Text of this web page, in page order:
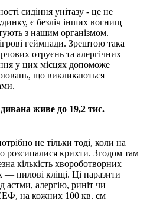
сидіння унітазу - це не
є безліч інших вогнищ
з нашим організмом.
геймпади. Зрештою така
отруєнь та алергічних
у цих місцях допоможе
що викликаються
дивана живе до 19,2 тис.
не тільки тоді, коли на
розсипалися крихти. Згодом там
кількість хвороботворних
— пилові кліщі. Ці паразити
астми, алергію, риніт чи
на кожних 100 кв. см